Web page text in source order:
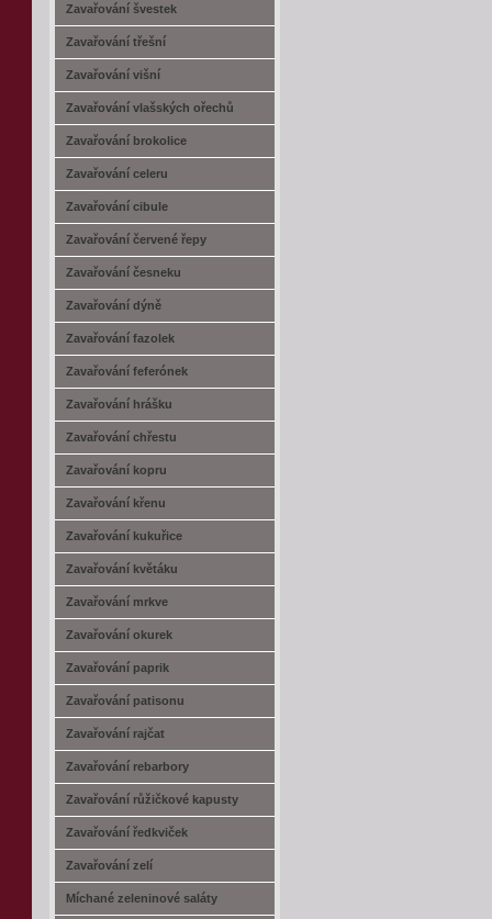
Zavařování švestek
Zavařování třešní
Zavařování višní
Zavařování vlašských ořechů
Zavařování brokolice
Zavařování celeru
Zavařování cibule
Zavařování červené řepy
Zavařování česneku
Zavařování dýně
Zavařování fazolek
Zavařování feferónek
Zavařování hrášku
Zavařování chřestu
Zavařování kopru
Zavařování křenu
Zavařování kukuřice
Zavařování květáku
Zavařování mrkve
Zavařování okurek
Zavařování paprik
Zavařování patisonu
Zavařování rajčat
Zavařování rebarbory
Zavařování růžičkové kapusty
Zavařování ředkviček
Zavařování zelí
Míchané zeleninové saláty